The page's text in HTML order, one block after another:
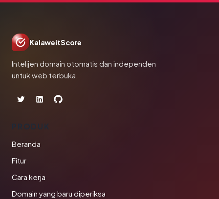
KalaweitScore
Intelijen domain otomatis dan independen
untuk web terbuka.
PRODUK
Beranda
Fitur
Cara kerja
Domain yang baru diperiksa